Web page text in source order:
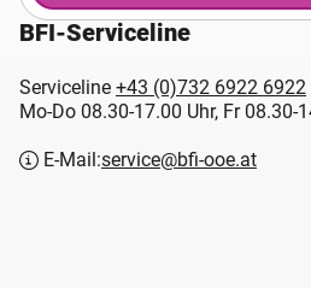
BFI-Serviceline
Serviceline +43 (0)732 6922 6922
Mo-Do 08.30-17.00 Uhr, Fr 08.30-
E-Mail:service@bfi-ooe.at